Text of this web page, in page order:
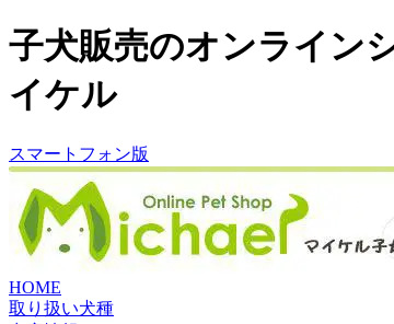
子犬販売のオンライン
イケル
スマートフォン版
HOME
取り扱い犬種